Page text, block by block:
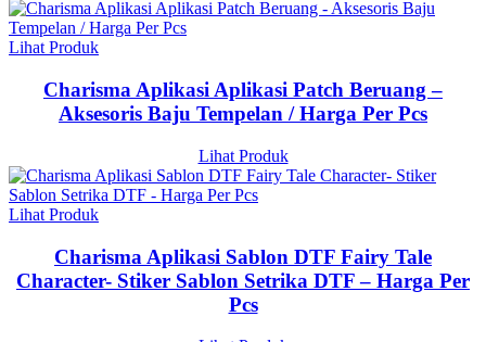
Lihat Produk
Charisma Aplikasi Aplikasi Patch Beruang –
Aksesoris Baju Tempelan / Harga Per Pcs
Lihat Produk
Lihat Produk
Charisma Aplikasi Sablon DTF Fairy Tale
Character- Stiker Sablon Setrika DTF – Harga Per
Pcs